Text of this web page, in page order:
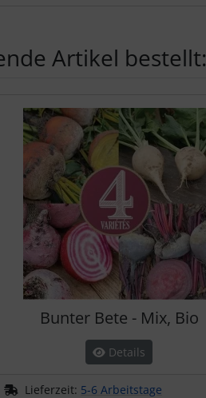
Artikel bestellt:
Bunter Bete - Mix, Bio
Details
Lieferzeit: 5-6 Arbeitstage